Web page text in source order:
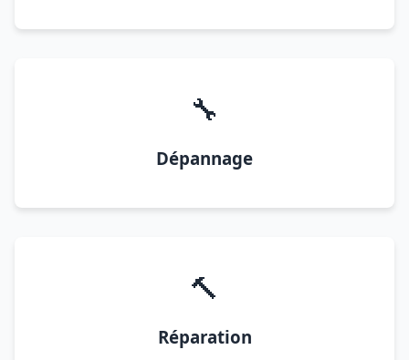
🔧
Dépannage
🔨
Réparation